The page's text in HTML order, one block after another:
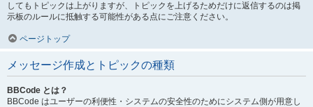
してもトピックは上がりますが、トピックを上げるためだけに返信するのは掲
示板のルールに抵触する可能性がある点にご注意ください。
ページトップ
メッセージ作成とトピックの種類
BBCode とは？
BBCode はユーザーの利便性・システムの安全性のためにシステム側が用意し